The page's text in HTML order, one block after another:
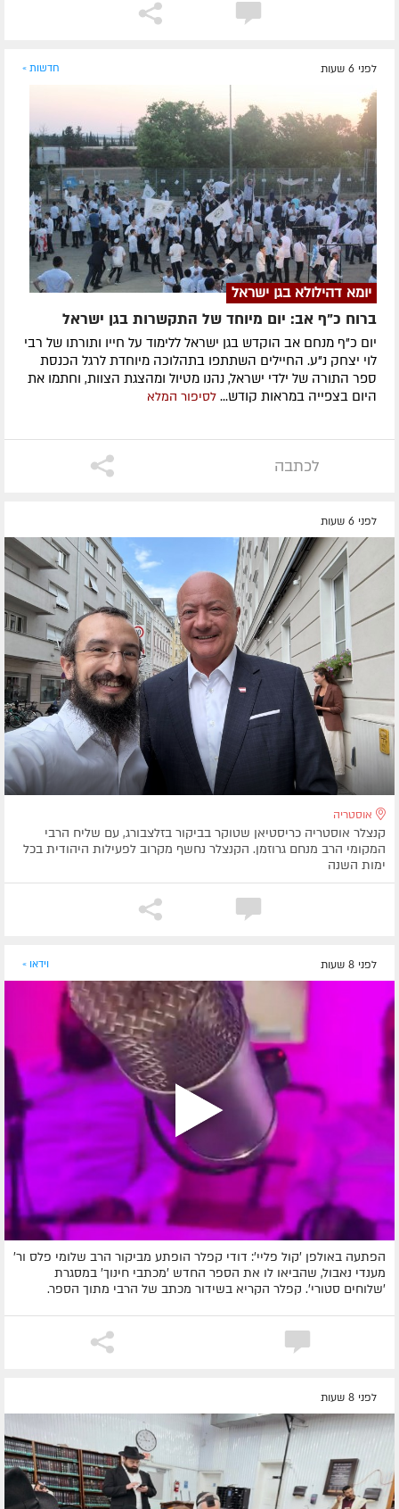
לפני 6 שעות חדשות »
יומא דהילולא בגן ישראל
ברוח כ"ף אב: יום מיוחד של התקשרות בגן ישראל
יום כ"ף מנחם אב הוקדש בגן ישראל ללימוד על חייו ותורתו של רבי
לוי יצחק נ"ע. החיילים השתתפו בתהלוכה מיוחדת לרגל הכנסת
ספר התורה של ילדי ישראל, נהנו מטיול ומהצגת הצוות, וחתמו את
היום בצפייה במראות קודש... לסיפור המלא
לכתבה
לפני 6 שעות
אוסטריה
קנצלר אוסטריה כריסטיאן שטוקר בביקור בזלצבורג, עם שליח הרבי
המקומי הרב מנחם גרוזמן. הקנצלר נחשף מקרוב לפעילות היהודית בכל
ימות השנה
לפני 8 שעות וידאו »
הפתעה באולפן 'קול פליי': דודי קפלר הופתע מביקור הרב שלומי פלס ור'
מענדי נאבול, שהביאו לו את הספר החדש 'מכתבי חינוך' במסגרת
'שלוחים סטורי'. קפלר הקריא בשידור מכתב של הרבי מתוך הספר.
לפני 8 שעות